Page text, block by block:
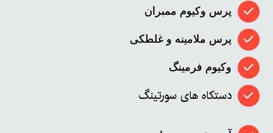
پرس وکیوم ممبران
پرس ملامینه و غلطکی
وکیوم فرمینگ
دستکاه های سورتینگ